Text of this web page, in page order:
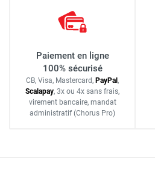
Paiement en ligne
100% sécurisé
CB, Visa, Mastercard, PayPal,
Scalapay, 3x ou 4x sans frais,
virement bancaire, mandat
administratif (Chorus Pro)